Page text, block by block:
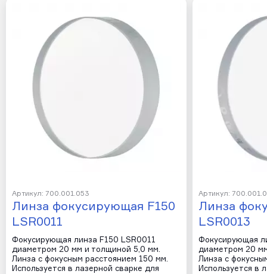
Артикул: 700.001.053
Линза фокусирующая F150
LSR0011
Фокусирующая линза F150 LSR0011
диаметром 20 мм и толщиной 5,0 мм.
Линза с фокусным расстоянием 150 мм.
Используется в лазерной сварке для
Артикул:
Линза
LSR0013
Фокусирующая
диаметром 20
Линза с
Используется в